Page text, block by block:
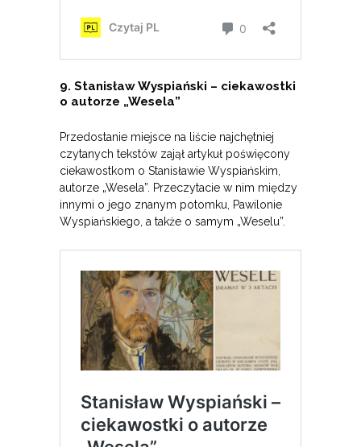
9. Stanisław Wyspiański – ciekawostki
o autorze „Wesela”
Przedostanie miejsce na liście najchętniej
czytanych tekstów zajął artykuł poświęcony
ciekawostkom o Stanisławie Wyspiańskim,
autorze „Wesela”. Przeczytacie w nim między
innymi o jego znanym potomku, Pawilonie
Wyspiańskiego, a także o samym „Weselu”.